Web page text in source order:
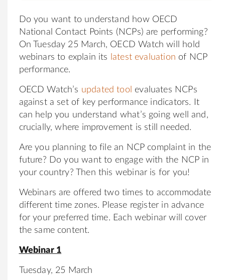
Do you want to understand how OECD
National Contact Points (NCPs) are performing?
On Tuesday 25 March, OECD Watch will hold
webinars to explain its
latest evaluation of NCP
performance.
OECD Watch’s updated tool
evaluates NCPs
against a set of key performance indicators. It
can help you understand what’s going well and,
crucially, where improvement is still needed.
Are you planning to file an NCP complaint in the
future? Do you want to engage with the NCP in
your country? Then this webinar is for you!
Webinars are offered two times to accommodate
different time zones. Please register in advance
for your preferred time. Each webinar will cover
the same content.
Webinar 1
Tuesday, 25 March